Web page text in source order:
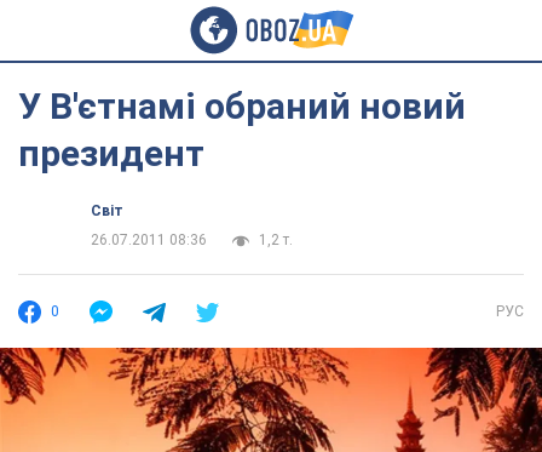
У В'єтнамі обраний новий
президент
Світ
26.07.2011 08:36
1,2 т.
0 РУС